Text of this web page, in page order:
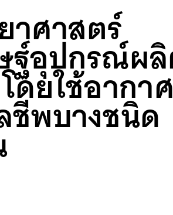
าศาสตร์
ฐ์อุปกรณ์ผ
ดยใช้อากา
ชีพบางชนิด